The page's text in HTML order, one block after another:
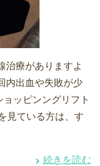
治療がありますよ
内出血や失敗が少
ッピンングリフト
見ている方は、す
続きを読む